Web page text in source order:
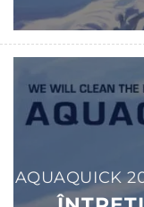
AQUAQUICK